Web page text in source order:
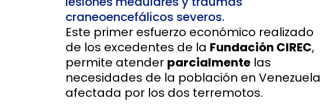
craneoencefálicos severos.
Este primer esfuerzo económico realizado
de los excedentes de la Fundación CIREC,
permite atender parcialmente las
necesidades de la población en Venezuela
afectada por los dos terremotos.